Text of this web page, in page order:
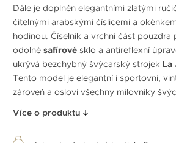
Dále je doplněn elegantními zlatými
čitelnými arabskými číslicemi a
hodinou. Číselník a vrchní část pouzdra
odolné safírové sklo a antireflexní
ukrývá bezchybný švýcarský strojek La
Tento model je elegantní i sportovní,
zároveň a osloví všechny milovníky
Více o produktu